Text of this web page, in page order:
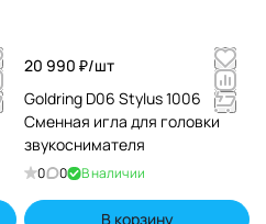
20 990 ₽/шт
Goldring D06 Stylus 1006
Сменная игла для головки
звукоснимателя
0 0 В наличии
В корзину